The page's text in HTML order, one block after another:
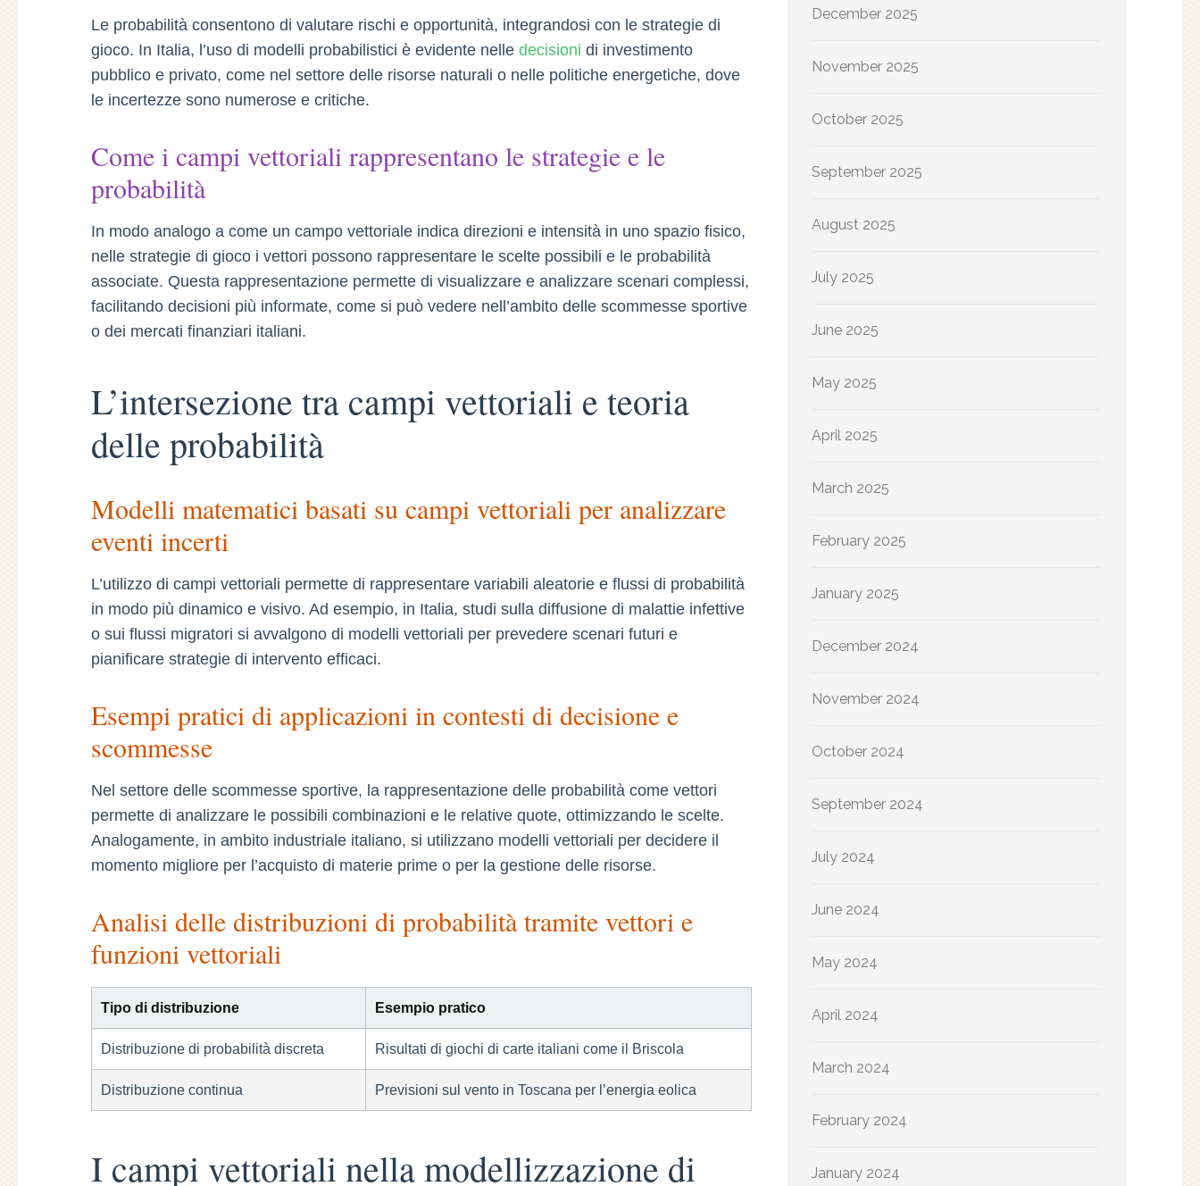
Le probabilità consentono di valutare rischi e opportunità, integrandosi con le strategie di
gioco. In Italia, l’uso di modelli probabilistici è evidente nelle decisioni di investimento
pubblico e privato, come nel settore delle risorse naturali o nelle politiche energetiche, dove
le incertezze sono numerose e critiche.
Come i campi vettoriali rappresentano le strategie e le
probabilità
In modo analogo a come un campo vettoriale indica direzioni e intensità in uno spazio fisico,
nelle strategie di gioco i vettori possono rappresentare le scelte possibili e le probabilità
associate. Questa rappresentazione permette di visualizzare e analizzare scenari complessi,
facilitando decisioni più informate, come si può vedere nell’ambito delle scommesse sportive
o dei mercati finanziari italiani.
L’intersezione tra campi vettoriali e teoria
delle probabilità
Modelli matematici basati su campi vettoriali per analizzare
eventi incerti
L’utilizzo di campi vettoriali permette di rappresentare variabili aleatorie e flussi di probabilità
in modo più dinamico e visivo. Ad esempio, in Italia, studi sulla diffusione di malattie infettive
o sui flussi migratori si avvalgono di modelli vettoriali per prevedere scenari futuri e
pianificare strategie di intervento efficaci.
Esempi pratici di applicazioni in contesti di decisione e
scommesse
Nel settore delle scommesse sportive, la rappresentazione delle probabilità come vettori
permette di analizzare le possibili combinazioni e le relative quote, ottimizzando le scelte.
Analogamente, in ambito industriale italiano, si utilizzano modelli vettoriali per decidere il
momento migliore per l’acquisto di materie prime o per la gestione delle risorse.
Analisi delle distribuzioni di probabilità tramite vettori e
funzioni vettoriali
Tipo di distribuzione Esempio pratico
Distribuzione di probabilità discreta Risultati di giochi di carte italiani come il Briscola
Distribuzione continua Previsioni sul vento in Toscana per l’energia eolica
I campi vettoriali nella modellizzazione di
December 2025
November 2025
October 2025
September 2025
August 2025
July 2025
June 2025
May 2025
April 2025
March 2025
February 2025
January 2025
December 2024
November 2024
October 2024
September 2024
July 2024
June 2024
May 2024
April 2024
March 2024
February 2024
January 2024